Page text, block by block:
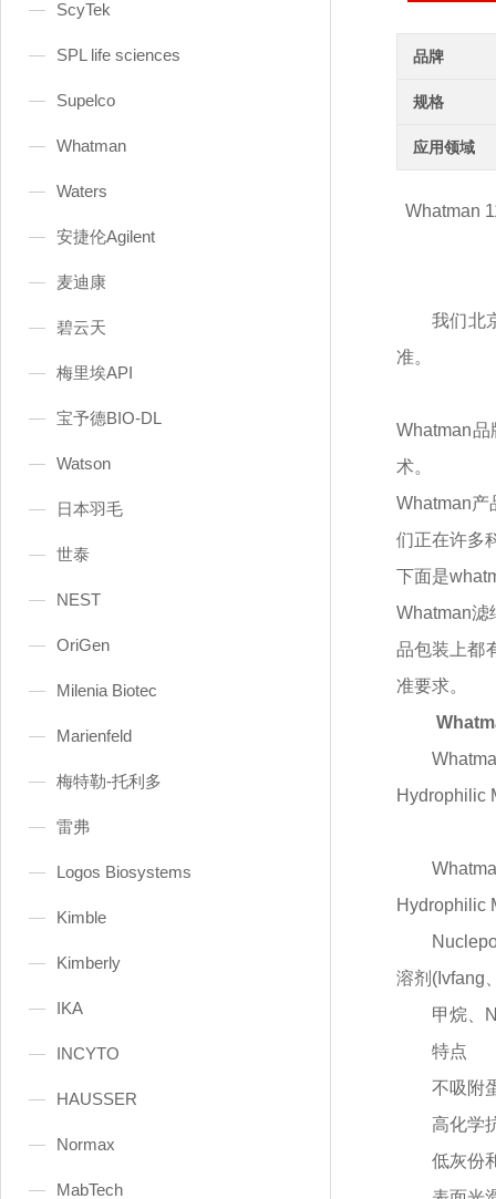
ScyTek
SPL life sciences
Supelco
Whatman
Waters
安捷伦Agilent
麦迪康
碧云天
梅里埃API
宝予德BIO-DL
Watson
日本羽毛
世泰
NEST
OriGen
Milenia Biotec
Marienfeld
梅特勒-托利多
雷弗
Logos Biosystems
Kimble
Kimberly
IKA
INCYTO
HAUSSER
Normax
MabTech
品牌
规格
应用领域
Whatman
我们北
准。
Whatman
术。
Whatman产
们正在许多
下面是
Whatman滤
品包装上都
准要求。
Hydrophilic
Hydrophilic
溶剂(Ivfang
甲烷、
特点
不吸附
高化学
低灰份